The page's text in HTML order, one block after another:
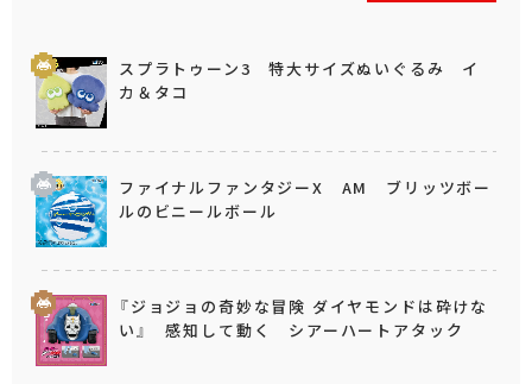
スプラトゥーン3 特大サイズぬいぐるみ イ
カ＆タコ
ファイナルファンタジーX AM ブリッツボー
ルのビニールボール
『ジョジョの奇妙な冒険 ダイヤモンドは砕けな
い』 感知して動く シアーハートアタック